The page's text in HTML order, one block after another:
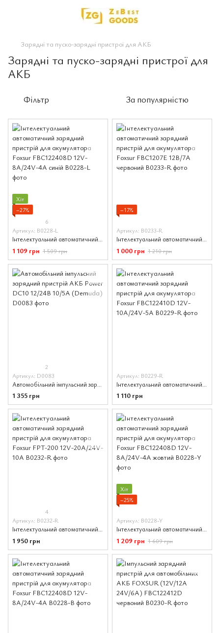
Зарядні та пуско-зарядні пристрої для АКБ
Зарядні та пуско-зарядні пристрої для
АКБ
Фільтр За популярністю
Хіт
−27%
6
Артикул: B0228-L
Інтелектуальний автоматичний зарядний пристрій для акумулятора Foxsur FBC122408D 12V-8A/24V-4A синій
1 109 грн 1 509 грн
−17%
Артикул: B0233-R
Інтелектуальний автоматичний зарядний пристрій для акумулятора Foxsur FBC1207E 12В/7A червоний
1 000 грн 1 210 грн
2
Артикул: D0083
1 355 грн
Артикул: B0229-R
1 110 грн
4
Артикул: B0232-R
Інтелектуальний автоматичний зарядний пристрій для акумулятора Foxsur FPT-200 12V-20A/24V-10A
1 950 грн
Хіт
−25%
Артикул: B0228-Y
Інтелектуальний автоматичний зарядний пристрій для акумулятора Foxsur FBC122408D 12V-8A/24V-4A жовтий
1 209 грн 1 609 грн